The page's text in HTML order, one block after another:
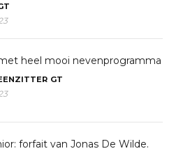
heel mooi nevenprogramma
GT
forfait van Jonas De Wilde.